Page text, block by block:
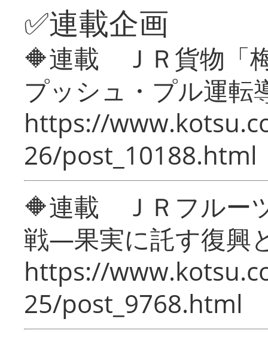
✅連載企画
🔶連載 ＪＲ貨物「
プッシュ・プル運転
https://
26/post_10188.html
🔶連載 ＪＲフルー
戦―果実に託す復興
https://
25/post_9768.html